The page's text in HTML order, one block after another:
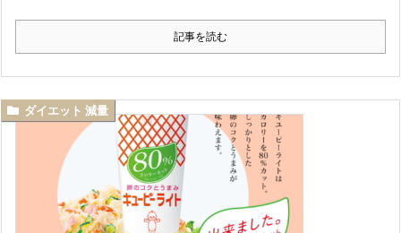
記事を読む
ダイエット 減量